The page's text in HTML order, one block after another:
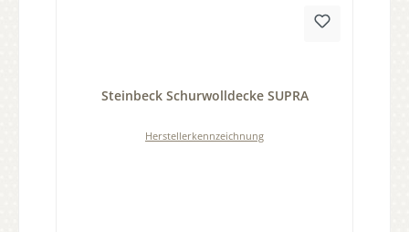
Steinbeck Schurwolldecke SUPRA
Herstellerkennzeichnung